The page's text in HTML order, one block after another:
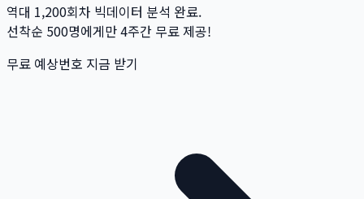
역대 1,200회차 빅데이터 분석 완료.
선착순 500명에게만 4주간 무료 제공!
무료 예상번호 지금 받기